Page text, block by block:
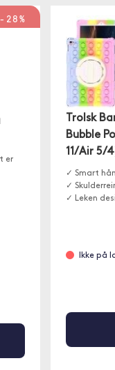
-28%
er
Trolsk
Bubble
11/Air 5/
✓ Smart
✓
✓ Leken
Ikke på